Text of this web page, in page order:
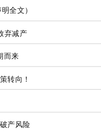
全文）
弃减产
而来
转向！
产风险